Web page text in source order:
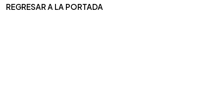
REGRESAR A LA PORTADA